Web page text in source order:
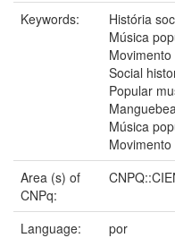
Keywords:
História
Música
Social
Popular
Música
Area (s) of
CNPq:
Language:
por